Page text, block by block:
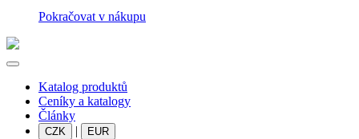
Pokračovat v nákupu
Katalog produktů
Ceníky a katalogy
Články
CZK | EUR